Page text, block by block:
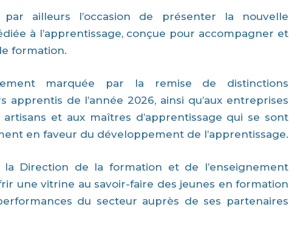
ailleurs l’occasion de présenter la nouvelle
à l’apprentissage, conçue pour accompagner et
formation.
marquée par la remise de distinctions
apprentis de l’année 2026, ainsi qu’aux entreprises
et aux maîtres d’apprentissage qui se sont
en faveur du développement de l’apprentissage.
Direction de la formation et de l’enseignement
une vitrine au savoir-faire des jeunes en formation
du secteur auprès de ses partenaires